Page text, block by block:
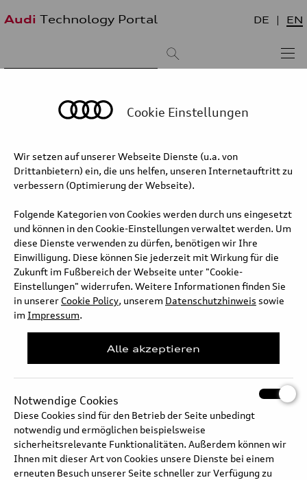
Audi Technology Portal DE EN
älteste zuerst
Audi Q2 – 2.0 TDI quattro S tronic
The quattro permanent all-wheel drive system ensures optimal
standard with the 2.0 TFSI and the 2.0 TDI with an output of 140
kW (190 hp). It is optionally available for the 2.0 TDI with an
output of 110 kW (150 hp).
quattro drive uses an electrohydraulically actuated multi-plate
clutch. The clutch is mounted at the end of the prop shaft, in front
of the rear axle differential, which improves the axle load
distribution. It contains a package of plates running in an oil bath.
The metal friction rings are arranged behind one another in pairs –
rotates with the prop shaft; the other ring is meshed with the
output shaft to the rear axle differential.
Torque is distributed continuously between the axles. The multi-
plate clutch can direct the torque to the rear axle fully variably in a
50:50 ratio within just a few milliseconds. To do this, a piston
presses the plate packages together via controlled action. An
electrically actuated axial-piston pump develops the required oil
pressure, which can reach nearly 40 bar.
Cookie Einstellungen
Wir setzen auf unserer Webseite Dienste (u.a. von
Drittanbietern) ein, die uns helfen, unseren Internetauftritt zu
verbessern (Optimierung der Webseite).
Folgende Kategorien von Cookies werden durch uns eingesetzt
und können in den Cookie-Einstellungen verwaltet werden. Um
diese Dienste verwenden zu dürfen, benötigen wir Ihre
Einwilligung. Diese können Sie jederzeit mit Wirkung für die
Zukunft im Fußbereich der Webseite unter "Cookie-
Einstellungen" widerrufen. Weitere Informationen finden Sie
in unserer Cookie Policy, unserem Datenschutzhinweis sowie
im Impressum.
Alle akzeptieren
Notwendige Cookies
Diese Cookies sind für den Betrieb der Seite unbedingt
notwendig und ermöglichen beispielsweise
sicherheitsrelevante Funktionalitäten. Außerdem können wir
Ihnen mit dieser Art von Cookies unsere Dienste bei einem
erneuten Besuch unserer Seite schneller zur Verfügung zu